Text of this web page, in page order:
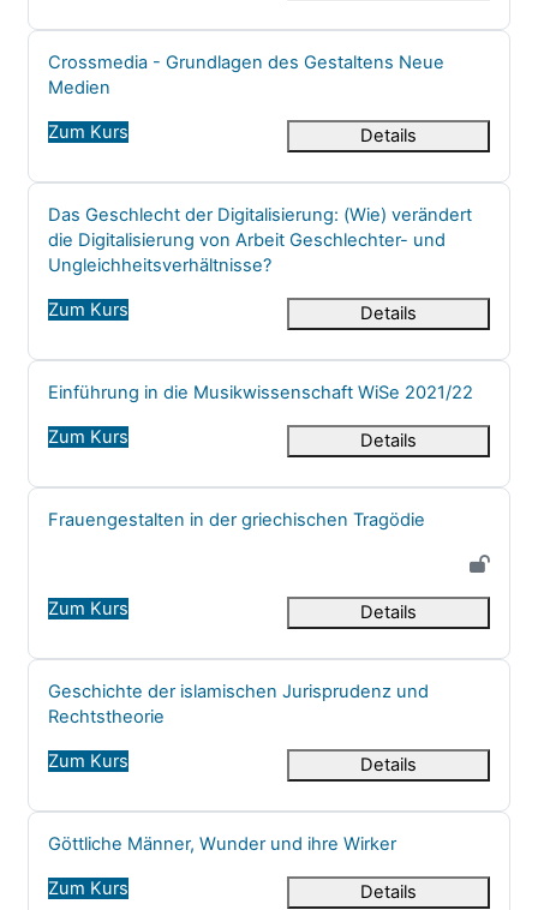
Kursname
Crossmedia - Grundlagen des Gestaltens Neue
Medien
Zum Kurs Details
Kursname
Das Geschlecht der Digitalisierung: (Wie) verändert
die Digitalisierung von Arbeit Geschlechter- und
Ungleichheitsverhältnisse?
Zum Kurs Details
Kursname
Einführung in die Musikwissenschaft WiSe 2021/22
Zum Kurs Details
Kursname
Frauengestalten in der griechischen Tragödie
Zum Kurs Details
Kursname
Geschichte der islamischen Jurisprudenz und
Rechtstheorie
Zum Kurs Details
Kursname
Göttliche Männer, Wunder und ihre Wirker
Zum Kurs Details